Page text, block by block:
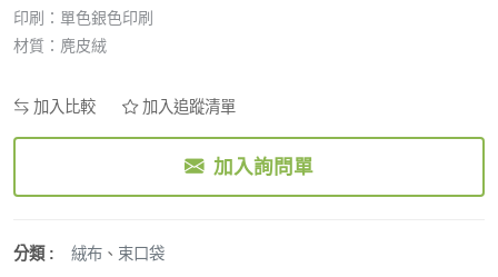
印刷：單色銀色印刷
材質：麂皮絨
加入比較 加入追蹤清單
加入詢問單
分類 : 絨布 、 束口袋